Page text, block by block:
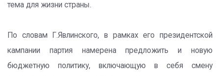
тема для жизни страны.
По словам Г.Явлинского, в рамках его президентской
кампании партия намерена предложить и новую
бюджетную политику, включающую в себя смену